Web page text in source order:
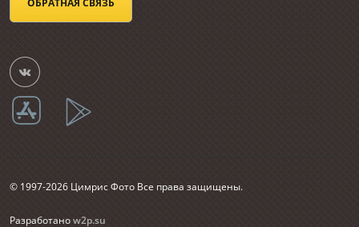
© 1997-2026 Цимрис Фото Все права защищены.
Разработаноw2p.su